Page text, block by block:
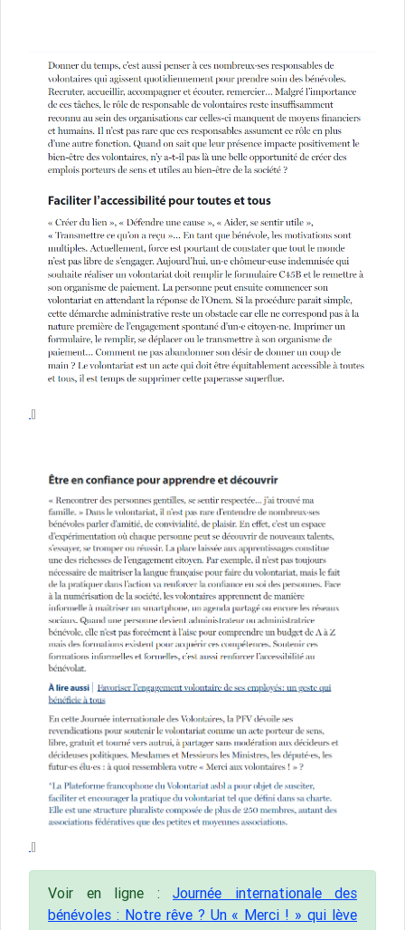
Voir en ligne : Journée internationale des
bénévoles : Notre rêve ? Un « Merci ! » qui lève